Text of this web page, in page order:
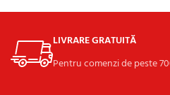
LIVRARE GRATUITĂ
Pentru comenzi de peste